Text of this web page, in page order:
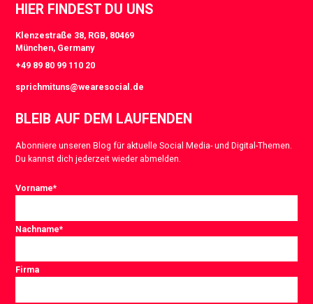
HIER FINDEST DU UNS
Klenzestraße 38, RGB, 80469
München, Germany
+49 89 80 99 110 20
sprichmituns@wearesocial.de
BLEIB AUF DEM LAUFENDEN
Abonniere unseren Blog für aktuelle Social Media- und Digital-Themen.
Du kannst dich jederzeit wieder abmelden.
Vorname*
Nachname*
Firma